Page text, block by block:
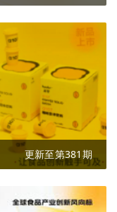
更新至第381期